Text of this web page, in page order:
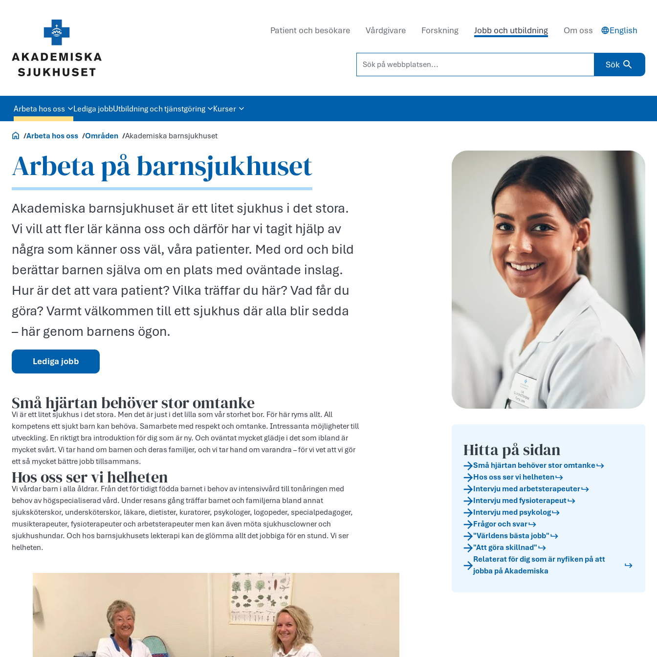
Patient och besökare Vårdgivare Forskning Jobb och utbildning Om oss English
Sök på webbplatsen...
Sök
Arbeta hos oss Lediga jobbUtbildning och tjänstgöring Kurser
Jobb och utbildning
Arbeta hos oss Områden Akademiska barnsjukhuset
Arbeta på barnsjukhuset
Akademiska barnsjukhuset är ett litet sjukhus i det stora.
Vi vill att fler lär känna oss och därför har vi tagit hjälp av
några som känner oss väl, våra patienter. Med ord och bild
berättar barnen själva om en plats med oväntade inslag.
Hur är det att vara patient? Vilka träffar du här? Vad får du
göra? Varmt välkommen till ett sjukhus där alla blir sedda
– här genom barnens ögon.
Lediga jobb
Små hjärtan behöver stor omtanke
Vi är ett litet sjukhus i det stora. Men det är just i det lilla som vår storhet bor. För här ryms allt. All
kompetens ett sjukt barn kan behöva. Samarbete med respekt och omtanke. Intressanta möjligheter till
utveckling. En riktigt bra introduktion för dig som är ny. Och oväntat mycket glädje i det som ibland är
mycket svårt. Vi tar hand om barnen och deras familjer, och vi tar hand om varandra – för vi vet att vi gör
ett så mycket bättre jobb tillsammans.
Hos oss ser vi helheten
Vi vårdar barn i alla åldrar. Från det för tidigt födda barnet i behov av intensivvård till tonåringen med
behov av högspecialiserad vård. Under resans gång träffar barnet och familjerna bland annat
sjuksköterskor, undersköterskor, läkare, dietister, kuratorer, psykologer, logopeder, specialpedagoger,
musikterapeuter, fysioterapeuter och arbetsterapeuter men kan även möta sjukhusclowner och
sjukhushundar. Och hos barnsjukhusets lekterapi kan de glömma allt det jobbiga för en stund. Vi ser
helheten.
Hitta på sidan
Små hjärtan behöver stor omtanke
Hos oss ser vi helheten
Intervju med arbetsterapeuter
Intervju med fysioterapeut
Intervju med psykolog
Frågor och svar
"Världens bästa jobb"
"Att göra skillnad"
Relaterat för dig som är nyfiken på att
jobba på Akademiska